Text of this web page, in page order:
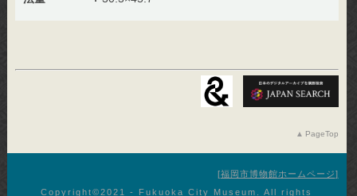
PageTop
福岡市博物館ホームページ
Copyright©︎2021 - Fukuoka City Museum. All rights